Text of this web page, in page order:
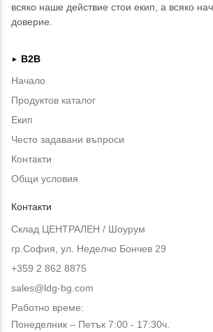
всяко наше действие стои екип, а всяко
доверие.
►
B2B
Начало
Продуктов каталог
Екип
Често задавани въпроси
Контакти
Общи условия
Контакти
Склад ЦЕНТРАЛЕН / Шоурум
гр.София, ул. Неделчо Бончев 29
+359 2 862 8875
sales@ldg-bg.com
Работно време:
Понеделник – Петък 7:00 - 17:30ч.